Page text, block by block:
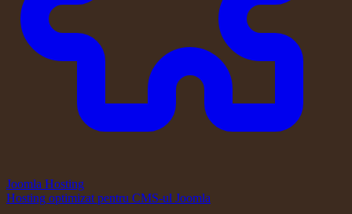
Joomla Hosting
Hosting optimizat pentru CMS-ul Joomla